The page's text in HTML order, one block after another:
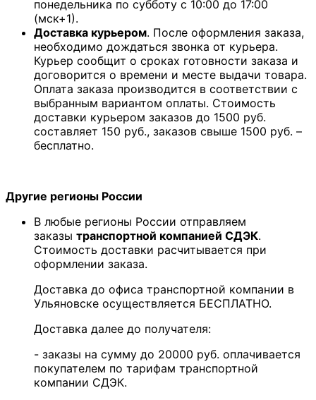
понедельника по субботу с 10:00 до 17:00
(мск+1).
Доставка курьером. После оформления заказа,
необходимо дождаться звонка от курьера.
Курьер сообщит о сроках готовности заказа и
договорится о времени и месте выдачи товара.
Оплата заказа производится в соответствии с
выбранным вариантом оплаты. Стоимость
доставки курьером заказов до 1500 руб.
составляет 150 руб., заказов свыше 1500 руб. –
бесплатно.
Другие регионы России
В любые регионы России отправляем
заказы транспортной компанией СДЭК.
Стоимость доставки расчитывается при
оформлении заказа.
Доставка до офиса транспортной компании в
Ульяновске осуществляется БЕСПЛАТНО.
Доставка далее до получателя:
- заказы на сумму до 20000 руб. оплачивается
покупателем по тарифам транспортной
компании СДЭК.